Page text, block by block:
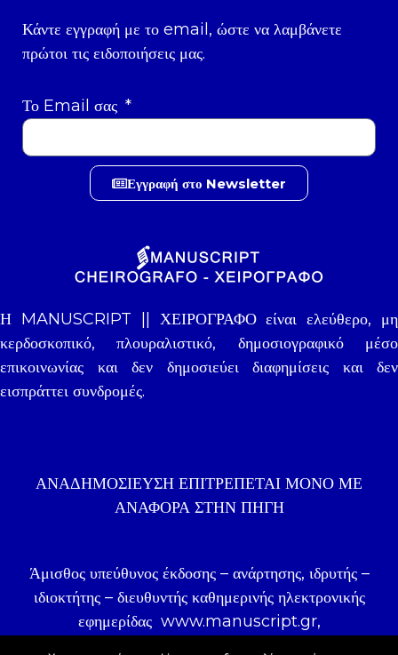
Κάντε εγγραφή με το email, ώστε να λαμβάνετε
πρώτοι τις ειδοποιήσεις μας.
Το Email σας
Εγγραφή στο Newsletter
Η MANUSCRIPT || ΧΕΙΡΟΓΡΑΦΟ είναι ελεύθερο, μη
κερδοσκοπικό, πλουραλιστικό, δημοσιογραφικό μέσο
επικοινωνίας και δεν δημοσιεύει διαφημίσεις και δεν
εισπράττει συνδρομές.
ΑΝΑΔΗΜΟΣΊΕΥΣΗ ΕΠΙΤΡΈΠΕΤΑΙ ΜΌΝΟ ΜΕ
ΑΝΑΦΟΡΑ ΣΤΗΝ ΠΗΓΉ
Άμισθος υπεύθυνος έκδοσης – ανάρτησης, ιδρυτής –
ιδιοκτήτης – διευθυντής καθημερινής ηλεκτρονικής
εφημερίδας www.manuscript.gr,